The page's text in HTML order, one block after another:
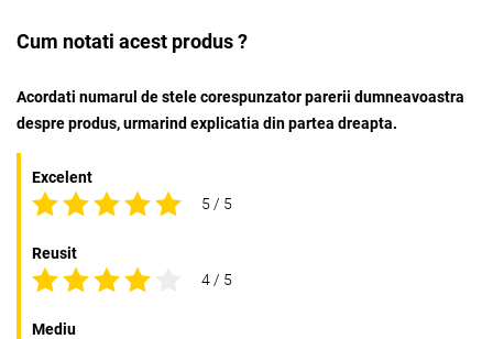
Cum notati acest produs ?
Acordati numarul de stele corespunzator parerii dumneavoastra
despre produs, urmarind explicatia din partea dreapta.
Excelent
5 / 5
Reusit
4 / 5
Mediu